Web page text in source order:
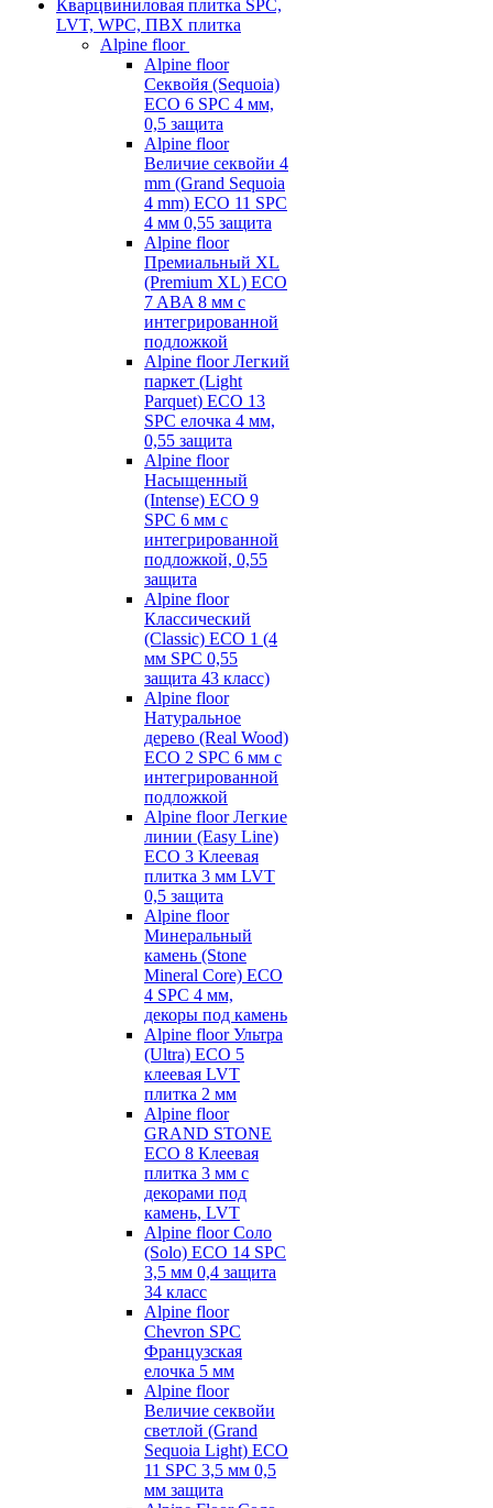
Кварцвиниловая плитка SPC,
LVT, WPC, ПВХ плитка
Alpine floor
Alpine floor
Секвойя (Sequoia)
ECO 6 SPC 4 мм,
0,5 защита
Alpine floor
Величие секвойи 4
mm (Grand Sequoia
4 mm) ECO 11 SPC
4 мм 0,55 защита
Alpine floor
Премиальный XL
(Premium XL) ECO
7 ABA 8 мм с
интегрированной
подложкой
Alpine floor Легкий
паркет (Light
Parquet) ECO 13
SPC елочка 4 мм,
0,55 защита
Alpine floor
Насыщенный
(Intense) ECO 9
SPC 6 мм с
интегрированной
подложкой, 0,55
защита
Alpine floor
Классический
(Classic) ECO 1 (4
мм SPC 0,55
защита 43 класс)
Alpine floor
Натуральное
дерево (Real Wood)
ECO 2 SPC 6 мм с
интегрированной
подложкой
Alpine floor Легкие
линии (Easy Line)
ECO 3 Клеевая
плитка 3 мм LVT
0,5 защита
Alpine floor
Минеральный
камень (Stone
Mineral Core) ECO
4 SPC 4 мм,
декоры под камень
Alpine floor Ультра
(Ultra) ECO 5
клеевая LVT
плитка 2 мм
Alpine floor
GRAND STONE
ECO 8 Клеевая
плитка 3 мм с
декорами под
камень, LVT
Alpine floor Соло
(Solo) ECO 14 SPC
3,5 мм 0,4 защита
34 класс
Alpine floor
Chevron SPC
Французская
елочка 5 мм
Alpine floor
Величие секвойи
светлой (Grand
Sequoia Light) ECO
11 SPC 3,5 мм 0,5
мм защита